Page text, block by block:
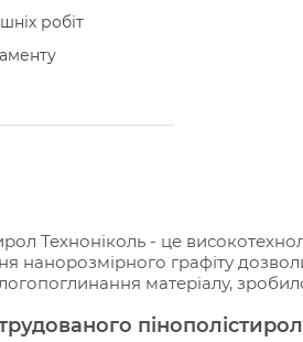
робіт
Техноніколь - це
нанорозмірного графіту
матеріалу,